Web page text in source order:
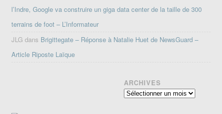
l’Indre, Google va construire un giga data center de la taille de 300
terrains de foot – L’Informateur
JLG dans Brigittegate – Réponse à Natalie Huet de NewsGuard –
Article Riposte Laïque
ARCHIVES
Archives